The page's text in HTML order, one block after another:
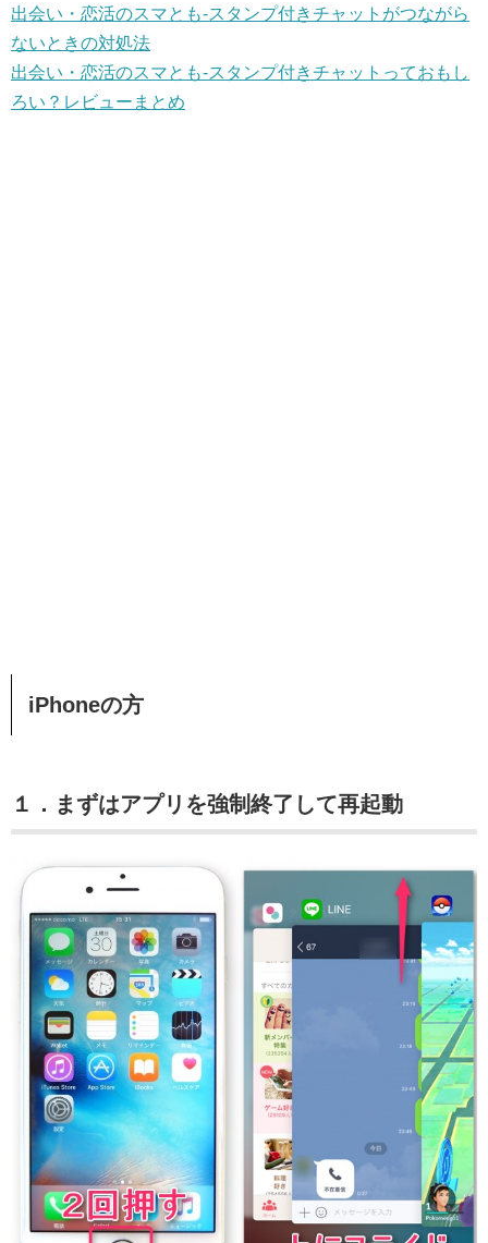
出会い・恋活のスマとも-スタンプ付きチャットがつながら
ないときの対処法
出会い・恋活のスマとも-スタンプ付きチャットっておもし
ろい？レビューまとめ
iPhoneの方
１．まずはアプリを強制終了して再起動